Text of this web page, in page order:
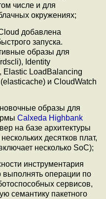
числе и для
окружениях;
добавлена
запуска.
образы для
Identity
Elastic LoadBalancing
и CloudWatch
образы для
Calxeda Highbank
на базе архитектуры
нескольких десятков плат,
несколько SoC);
инструментария
выполнять операции по
сервисов,
семантику пакетного